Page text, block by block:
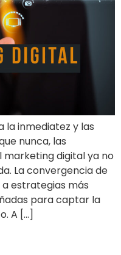
la inmediatez y las
nunca, las
marketing digital ya no
La convergencia de
estrategias más
para captar la
A […]